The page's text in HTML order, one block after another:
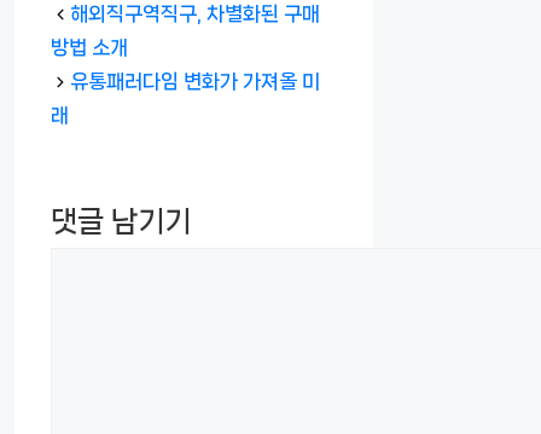
테
고
리
해외직구역직구, 차별화된 구매
방법 소개
유통패러다임 변화가 가져올 미
래
댓글 남기기